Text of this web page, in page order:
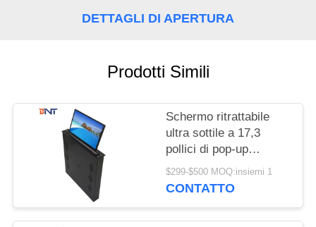
SOLUTION
SITO
PRIVACY
POLICY
DETTAGLI DI APERTURA
Prodotti Simili
Schermo ritrattabile
ultra sottile a 17,3
pollici di pop-up
dell'ascensore del
monitor per il sistema
$299-$500 MOQ:insiemi 1
CONTATTO